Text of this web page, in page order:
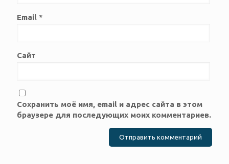
Email *
Сайт
Сохранить моё имя, email и адрес сайта в этом
браузере для последующих моих комментариев.